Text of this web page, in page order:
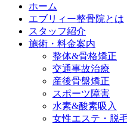
ホーム
エブリィー整骨院とは
スタッフ紹介
施術・料金案内
整体&骨格矯正
交通事故治療
産後骨盤矯正
スポーツ障害
水素&酸素吸入
女性エステ・脱